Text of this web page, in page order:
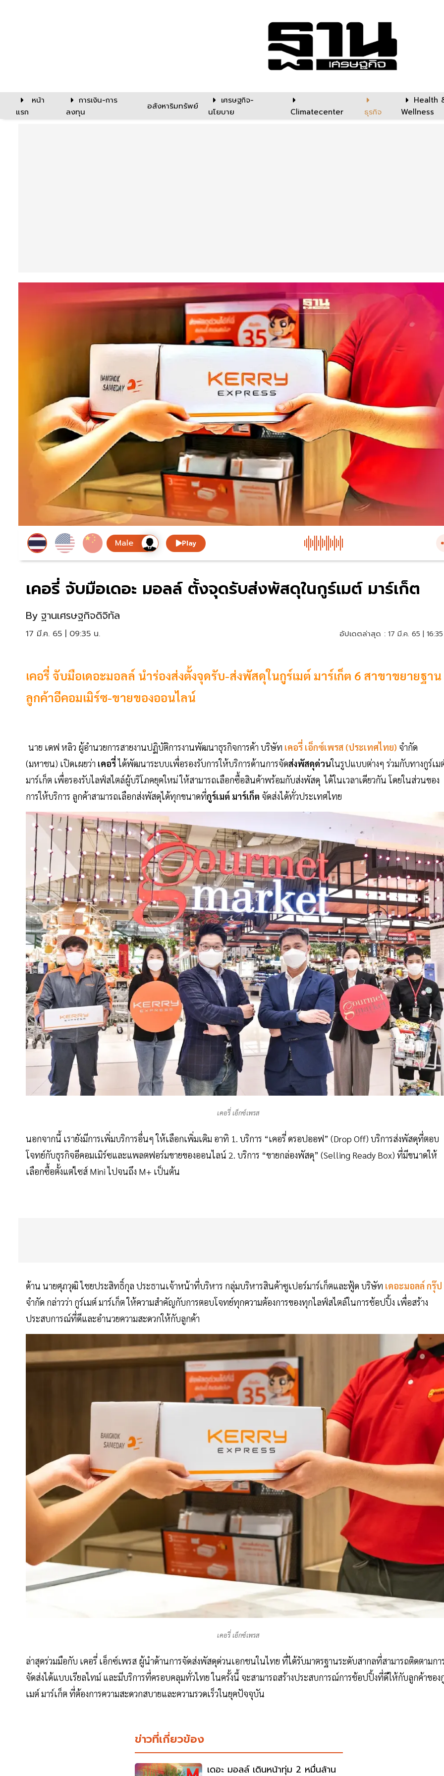
หน้า
แรก
การเงิน-การ
ลงทุน
อสังหาริมทรัพย์
เศรษฐกิจ-
นโยบาย
Climatecenter ธุรกิจ
Health
Wellness
Play
เคอรี่ จับมือเดอะ มอลล์ ตั้งจุดรับส่งพัสดุในกูร์เมต์ มาร์เก็ต
By ฐานเศรษฐกิจดิจิทัล
17 มี.ค. 65 | 09:35 น. อัปเดตล่าสุด : 17 มี.ค. 65 |
เคอรี่ จับมือเดอะมอลล์ นำร่องส่งตั้งจุดรับ-ส่งพัสดุในกูร์เมต์ มาร์เก็ต 6 สาขาขยายฐาน
ลูกค้าอีคอมเมิร์ซ-ขายของออนไลน์
นาย เดฟ หลิว ผู้อำนวยการสายงานปฏิบัติการงานพัฒนาธุรกิจการค้า บริษัท เคอรี่ เอ็กซ์เพรส (ประเทศไทย) จำกัด
(มหาชน) เปิดเผยว่า เคอรี่ได้พัฒนาระบบเพื่อรองรับการให้บริการด้านการจัดส่งพัสดุด่วนในรูปแบบต่างๆ ร่วมกับทางกูร์เม
มาร์เก็ต เพื่อรองรับไลฟ์สไตล์ผู้บริโภคยุคใหม่ ให้สามารถเลือกซื้อสินค้าพร้อมกับส่งพัสดุ ได้ในเวลาเดียวกัน โดยในส่วนของ
การให้บริการ ลูกค้าสามารถเลือกส่งพัสดุได้ทุกขนาดที่กูร์เมต์ มาร์เก็ต จัดส่งได้ทั่วประเทศไทย
เคอรี่ เอ็กซ์เพรส
นอกจากนี้ เรายังมีการเพิ่มบริการอื่นๆ ให้เลือกเพิ่มเติม อาทิ 1. บริการ “เคอรี่ ดรอปออฟ” (Drop Off) บริการส่งพัสดุที่ตอบ
โจทย์กับธุรกิจอีคอมเมิร์ซและแพลตฟอร์มขายของออนไลน์ 2. บริการ “ขายกล่องพัสดุ” (Selling Ready Box) ที่มีขนาดให้
เลือกซื้อตั้งแต่ไซส์ Mini ไปจนถึง M+ เป็นต้น
ด้าน นายศุภวุฒิ ไชยประสิทธิ์กุล ประธานเจ้าหน้าที่บริหาร กลุ่มบริหารสินค้าซูเปอร์มาร์เก็ตและฟู้ด บริษัท เดอะมอลล์ กรุ๊ป
จำกัด กล่าวว่า กูร์เมต์ มาร์เก็ต ให้ความสำคัญกับการตอบโจทย์ทุกความต้องการของทุกไลฟ์สไตล์ในการช้อปปิ้ง เพื่อสร้าง
ประสบการณ์ที่ดีและอำนวยความสะดวกให้กับลูกค้า
เคอรี่ เอ็กซ์เพรส
ล่าสุดร่วมมือกับ เคอรี่ เอ็กซ์เพรส ผู้นำด้านการจัดส่งพัสดุด่วนเอกชนในไทย ที่ได้รับมาตรฐานระดับสากลที่สามารถติดตามกา
จัดส่งได้แบบเรียลไทม์ และมีบริการที่ครอบคลุมทั่วไทย ในครั้งนี้ จะสามารถสร้างประสบการณ์การช้อปปิ้งที่ดีให้กับลูกค้าของ
เมต์ มาร์เก็ต ที่ต้องการความสะดวกสบายและความรวดเร็วในยุคปัจจุบัน
ข่าวที่เกี่ยวข้อง
เดอะ มอลล์ เดินหน้าทุ่ม 2 หมื่นล้าน